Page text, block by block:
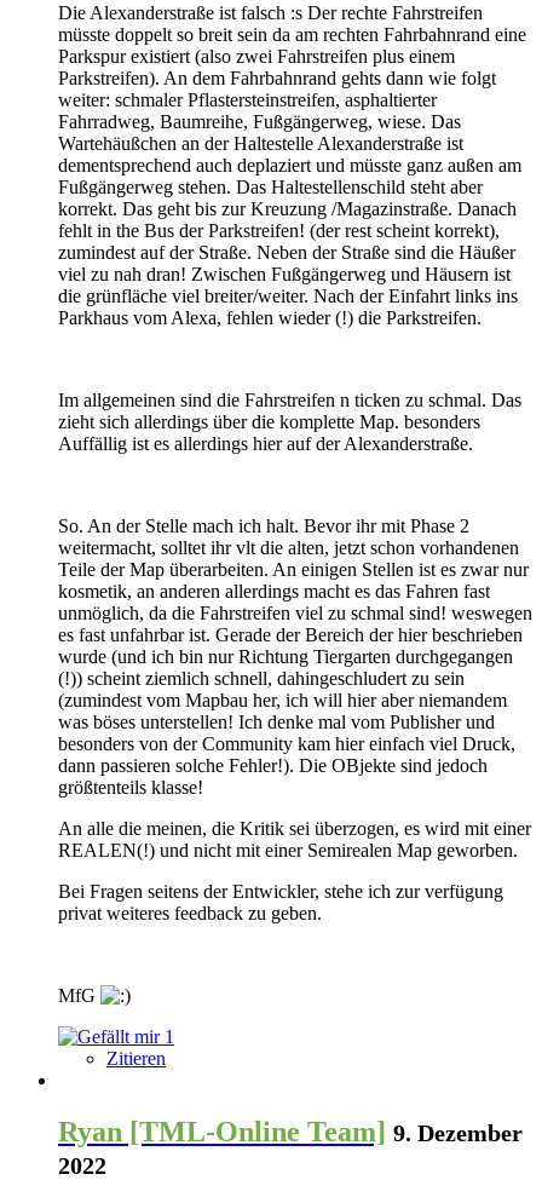
Die Alexanderstraße ist falsch :s Der rechte Fahrstreifen
müsste doppelt so breit sein da am rechten Fahrbahnrand eine
Parkspur existiert (also zwei Fahrstreifen plus einem
Parkstreifen). An dem Fahrbahnrand gehts dann wie folgt
weiter: schmaler Pflastersteinstreifen, asphaltierter
Fahrradweg, Baumreihe, Fußgängerweg, wiese. Das
Wartehäußchen an der Haltestelle Alexanderstraße ist
dementsprechend auch deplaziert und müsste ganz außen am
Fußgängerweg stehen. Das Haltestellenschild steht aber
korrekt. Das geht bis zur Kreuzung /Magazinstraße. Danach
fehlt in the Bus der Parkstreifen! (der rest scheint korrekt),
zumindest auf der Straße. Neben der Straße sind die Häußer
viel zu nah dran! Zwischen Fußgängerweg und Häusern ist
die grünfläche viel breiter/weiter. Nach der Einfahrt links ins
Parkhaus vom Alexa, fehlen wieder (!) die Parkstreifen.
Im allgemeinen sind die Fahrstreifen n ticken zu schmal. Das
zieht sich allerdings über die komplette Map. besonders
Auffällig ist es allerdings hier auf der Alexanderstraße.
So. An der Stelle mach ich halt. Bevor ihr mit Phase 2
weitermacht, solltet ihr vlt die alten, jetzt schon vorhandenen
Teile der Map überarbeiten. An einigen Stellen ist es zwar nur
kosmetik, an anderen allerdings macht es das Fahren fast
unmöglich, da die Fahrstreifen viel zu schmal sind! weswegen
es fast unfahrbar ist. Gerade der Bereich der hier beschrieben
wurde (und ich bin nur Richtung Tiergarten durchgegangen
(!)) scheint ziemlich schnell, dahingeschludert zu sein
(zumindest vom Mapbau her, ich will hier aber niemandem
was böses unterstellen! Ich denke mal vom Publisher und
besonders von der Community kam hier einfach viel Druck,
dann passieren solche Fehler!). Die OBjekte sind jedoch
größtenteils klasse!
An alle die meinen, die Kritik sei überzogen, es wird mit einer
REALEN(!) und nicht mit einer Semirealen Map geworben.
Bei Fragen seitens der Entwickler, stehe ich zur verfügung
privat weiteres feedback zu geben.
MfG
1
Zitieren
Ryan [TML-Online Team] 9. Dezember
2022